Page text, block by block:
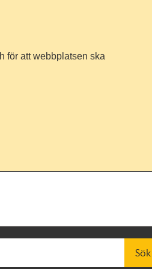
för att webbplatsen ska
Sök